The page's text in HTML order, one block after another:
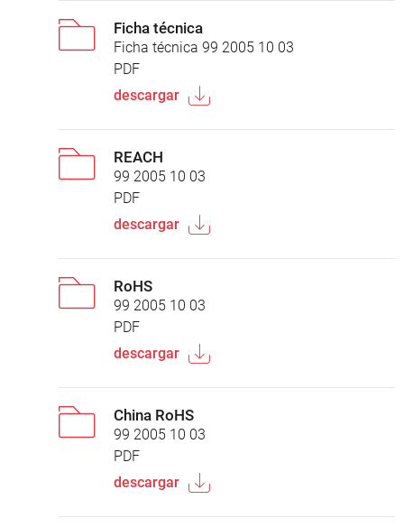
Ficha técnica
Ficha técnica 99 2005 10 03
PDF
descargar
REACH
99 2005 10 03
PDF
descargar
RoHS
99 2005 10 03
PDF
descargar
China RoHS
99 2005 10 03
PDF
descargar